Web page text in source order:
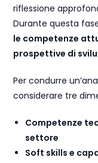
riflessione
Durante questa
le competenze
prospettive di
Per condurre
considerare tre
Competenze
settore
Soft skills e